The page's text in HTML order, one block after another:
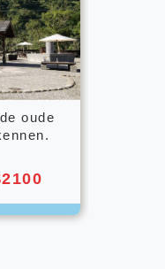
oude